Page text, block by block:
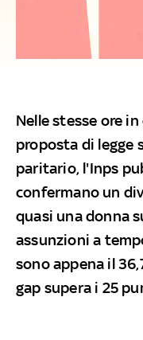
Nelle stesse ore
proposta di legge
paritario, l'Inps
confermano un
quasi una donna
assunzioni a
sono appena il
gap supera i 25